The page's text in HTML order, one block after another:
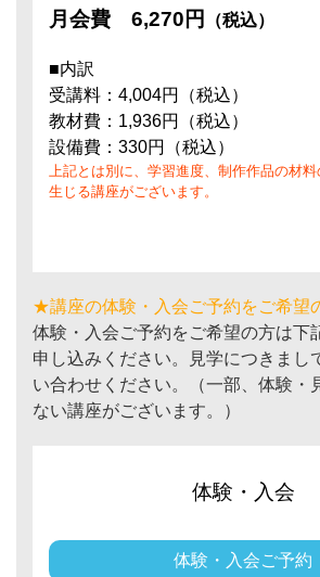
月会費 6,270円 （税込）
■内訳
受講料：4,004円（税込）
教材費：1,936円（税込）
設備費：330円（税込）
上記とは別に、学習進度、制作作品の材
生じる講座がございます。
★講座の体験・入会ご予約をご希望
体験・入会ご予約をご希望の方は下
申し込みください。見学につきまし
い合わせください。（一部、体験・
ない講座がございます。）
体験・入会
体験・入会ご予約